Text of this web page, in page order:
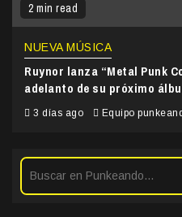
2 min read
NUEVA MÚSICA
Ruynor lanza “Metal Punk
adelanto de su próximo
3 días ago Equipo